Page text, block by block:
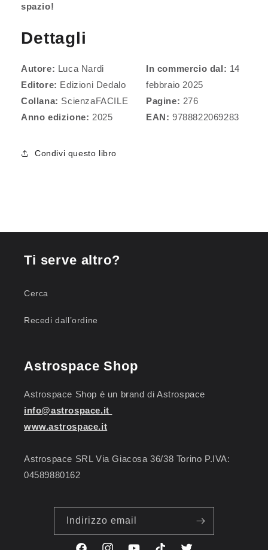
spazio!
Dettagli
Autore: Luca Nardi
Editore: Edizioni Dedalo
Collana: ScienzaFACILE
Anno edizione: 2025
In commercio dal: 14
febbraio 2025
Pagine: 276
EAN: 9788822069283
Condivi questo libro
Ti serve altro?
Cerca
Recedi dall’ordine
Astrospace Shop
Astrospace Shop è un brand di Astrospace
info@astrospace.it
www.astrospace.it
Astrospace SRL Via Giacosa 36/38 Torino P.IVA:
04589880162
Indirizzo email